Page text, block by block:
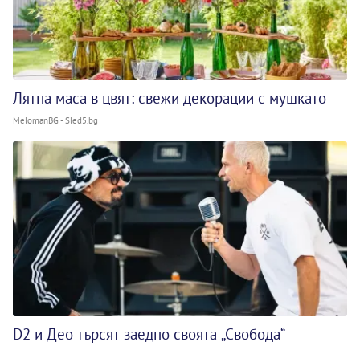
Лятна маса в цвят: свежи декорации с мушкато
MelomanBG - Sled5.bg
D2 и Део търсят заедно своята „Свобода“